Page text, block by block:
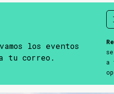
los eventos
tu correo.
a